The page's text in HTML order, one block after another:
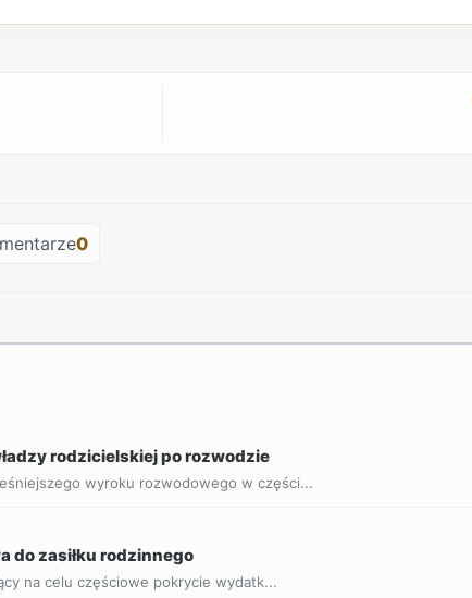
0
rodzicielskiej po rozwodzie
wyroku rozwodowego w części...
do zasiłku rodzinnego
na celu częściowe pokrycie wydatk...